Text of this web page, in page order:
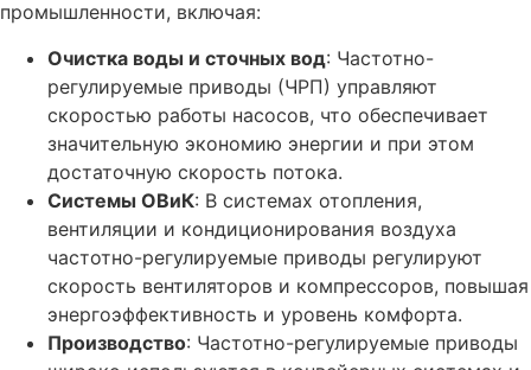
промышленности, включая:
Очистка воды и сточных вод: Частотно-
регулируемые приводы (ЧРП) управляют
скоростью работы насосов, что обеспечивает
значительную экономию энергии и при этом
достаточную скорость потока.
Системы ОВиК: В системах отопления,
вентиляции и кондиционирования воздуха
частотно-регулируемые приводы регулируют
скорость вентиляторов и компрессоров, повышая
энергоэффективность и уровень комфорта.
Производство: Частотно-регулируемые приводы